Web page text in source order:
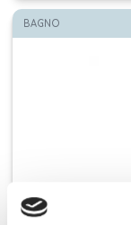
BAGNO